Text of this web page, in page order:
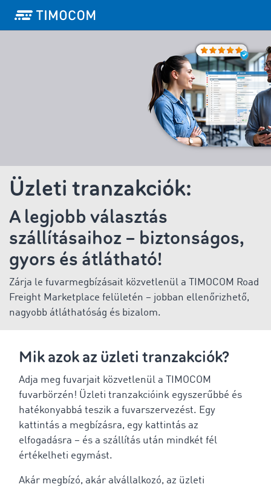
Üzleti tranzakciók:
A legjobb választás
szállításaihoz – biztonságos,
gyors és átlátható!
Zárja le fuvarmegbízásait közvetlenül a TIMOCOM Road
Freight Marketplace felületén – jobban ellenőrizhető,
nagyobb átláthatóság és bizalom.
Mik azok az üzleti tranzakciók?
Adja meg fuvarjait közvetlenül a TIMOCOM
fuvarbörzén! Üzleti tranzakcióink egyszerűbbé és
hatékonyabbá teszik a fuvarszervezést. Egy
kattintás a megbízásra, egy kattintás az
elfogadásra – és a szállítás után mindkét fél
értékelheti egymást.
Akár megbízó, akár alvállalkozó, az üzleti